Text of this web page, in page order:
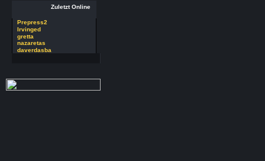
Zuletzt Online
Prepress2
Irvinged
gretta
nazaretas
daverdasba